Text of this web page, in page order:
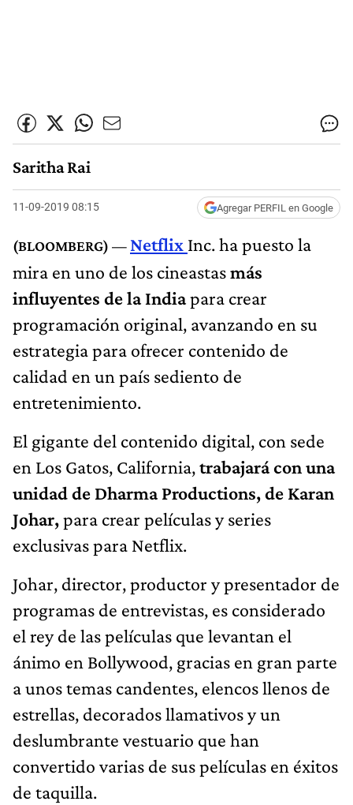
Saritha Rai
11-09-2019 08:15 Agregar PERFIL en Google
Netflix Inc. ha puesto la
mira en uno de los cineastasmás
influyentes de la Indiapara crear
programación original, avanzando en su
estrategia para ofrecer contenido de
calidad en un país sediento de
entretenimiento.
El gigante del contenido digital, con sede
en Los Gatos, California,trabajará con una
unidad de Dharma Productions, de Karan
Johar,para crear películas y series
exclusivas para Netflix.
Johar, director, productor y presentador de
programas de entrevistas, es considerado
el rey de las películas que levantan el
ánimo en Bollywood, gracias en gran parte
a unos temas candentes, elencos llenos de
estrellas, decorados llamativos y un
deslumbrante vestuario que han
convertido varias de sus películas en éxitos
de taquilla.